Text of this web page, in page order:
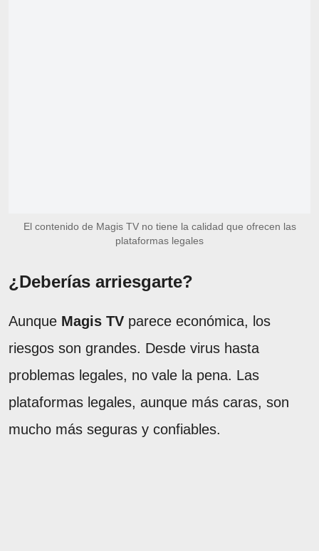
El contenido de Magis TV no tiene la calidad que ofrecen las
plataformas legales
¿Deberías arriesgarte?
Aunque Magis TV parece económica, los
riesgos son grandes. Desde virus hasta
problemas legales, no vale la pena. Las
plataformas legales, aunque más caras, son
mucho más seguras y confiables.